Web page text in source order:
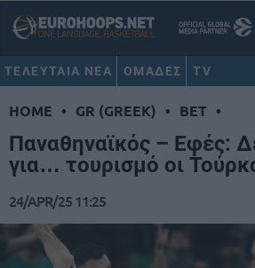
ΤΕΛΕΥΤΑΙΑ ΝΕΑ ΟΜΑΔΕΣ TV
HOME • GR (GREEK) • BET •
Παναθηναϊκός – Εφές:
για… τουρισμό οι
24/APR/25 11:25